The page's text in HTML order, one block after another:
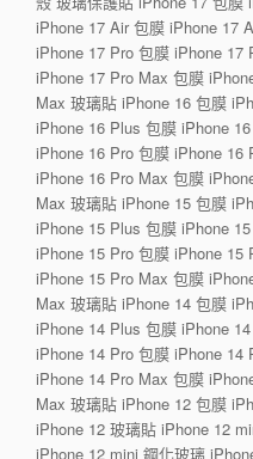
iPhone 17 Air 包膜 iPhone 17
iPhone 17 Pro 包膜 iPhone 17
iPhone 17 Pro Max 包膜
Max 玻璃貼 iPhone 16 包膜
iPhone 16 Plus 包膜 iPhone
iPhone 16 Pro 包膜 iPhone 16
iPhone 16 Pro Max 包膜
Max 玻璃貼 iPhone 15 包膜
iPhone 15 Plus 包膜 iPhone
iPhone 15 Pro 包膜 iPhone 15
iPhone 15 Pro Max 包膜
Max 玻璃貼 iPhone 14 包膜
iPhone 14 Plus 包膜 iPhone
iPhone 14 Pro 包膜 iPhone 14
iPhone 14 Pro Max 包膜
Max 玻璃貼 iPhone 12 包膜
iPhone 12 玻璃貼 iPhone 12
iPhone 12 mini 鋼化玻璃